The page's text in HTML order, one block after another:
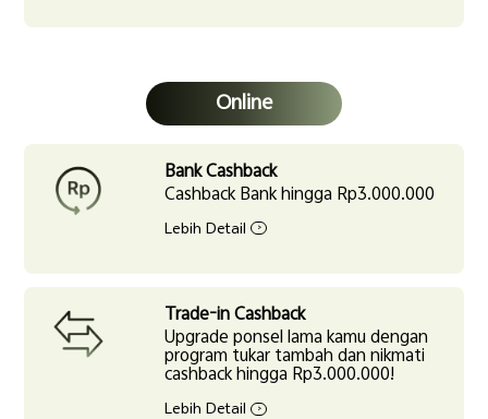
Online
Bank Cashback
Cashback Bank hingga Rp3.000.000
Lebih Detail >
Trade-in Cashback
Upgrade ponsel lama kamu dengan
program tukar tambah dan nikmati
cashback hingga Rp3.000.000!
Lebih Detail >